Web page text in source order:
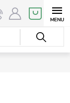
NÁKUPNÍ
KOŠÍK